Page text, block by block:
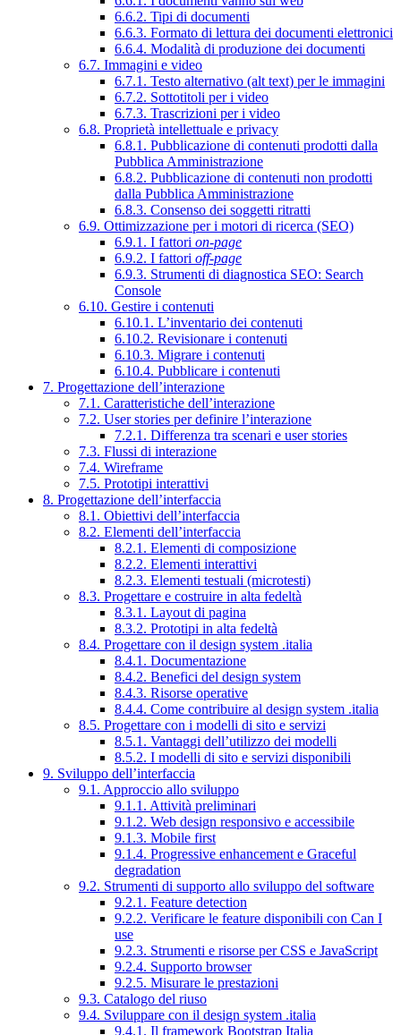
6.6.2. Tipi di documenti
6.6.3. Formato di lettura dei documenti elettronici
6.6.4. Modalità di produzione dei documenti
6.7. Immagini e video
6.7.1. Testo alternativo (alt text) per le immagini
6.7.2. Sottotitoli per i video
6.7.3. Trascrizioni per i video
6.8. Proprietà intellettuale e privacy
6.8.1. Pubblicazione di contenuti prodotti dalla
Pubblica Amministrazione
6.8.2. Pubblicazione di contenuti non prodotti
dalla Pubblica Amministrazione
6.8.3. Consenso dei soggetti ritratti
6.9. Ottimizzazione per i motori di ricerca (SEO)
6.9.1. I fattori on-page
6.9.2. I fattori off-page
6.9.3. Strumenti di diagnostica SEO: Search
Console
6.10. Gestire i contenuti
6.10.1. L’inventario dei contenuti
6.10.2. Revisionare i contenuti
6.10.3. Migrare i contenuti
6.10.4. Pubblicare i contenuti
7. Progettazione dell’interazione
7.1. Caratteristiche dell’interazione
7.2. User stories per definire l’interazione
7.2.1. Differenza tra scenari e user stories
7.3. Flussi di interazione
7.4. Wireframe
7.5. Prototipi interattivi
8. Progettazione dell’interfaccia
8.1. Obiettivi dell’interfaccia
8.2. Elementi dell’interfaccia
8.2.1. Elementi di composizione
8.2.2. Elementi interattivi
8.2.3. Elementi testuali (microtesti)
8.3. Progettare e costruire in alta fedeltà
8.3.1. Layout di pagina
8.3.2. Prototipi in alta fedeltà
8.4. Progettare con il design system .italia
8.4.1. Documentazione
8.4.2. Benefici del design system
8.4.3. Risorse operative
8.4.4. Come contribuire al design system .italia
8.5. Progettare con i modelli di sito e servizi
8.5.1. Vantaggi dell’utilizzo dei modelli
8.5.2. I modelli di sito e servizi disponibili
9. Sviluppo dell’interfaccia
9.1. Approccio allo sviluppo
9.1.1. Attività preliminari
9.1.2. Web design responsivo e accessibile
9.1.3. Mobile first
9.1.4. Progressive enhancement e Graceful
degradation
9.2. Strumenti di supporto allo sviluppo del software
9.2.1. Feature detection
9.2.2. Verificare le feature disponibili con Can I
use
9.2.3. Strumenti e risorse per CSS e JavaScript
9.2.4. Supporto browser
9.2.5. Misurare le prestazioni
9.3. Catalogo del riuso
9.4. Sviluppare con il design system .italia
9.4.1. Il framework Bootstrap Italia